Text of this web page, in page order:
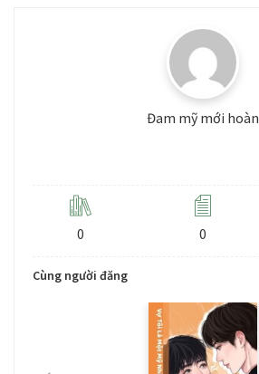
Đam mỹ mới hoàn
0 0
Cùng người đăng